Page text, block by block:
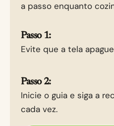
a passo enquanto
Passo 1:
Evite que a tela
Passo 2:
Inicie o guia e siga a receita um passo de
cada vez.